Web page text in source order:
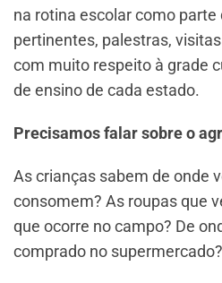
na rotina escolar como parte
pertinentes, palestras,
com muito respeito à grade
de ensino de cada estado.
Precisamos falar sobre o
As crianças sabem de onde
consomem? As roupas que
que ocorre no campo? De
comprado no supermercado?